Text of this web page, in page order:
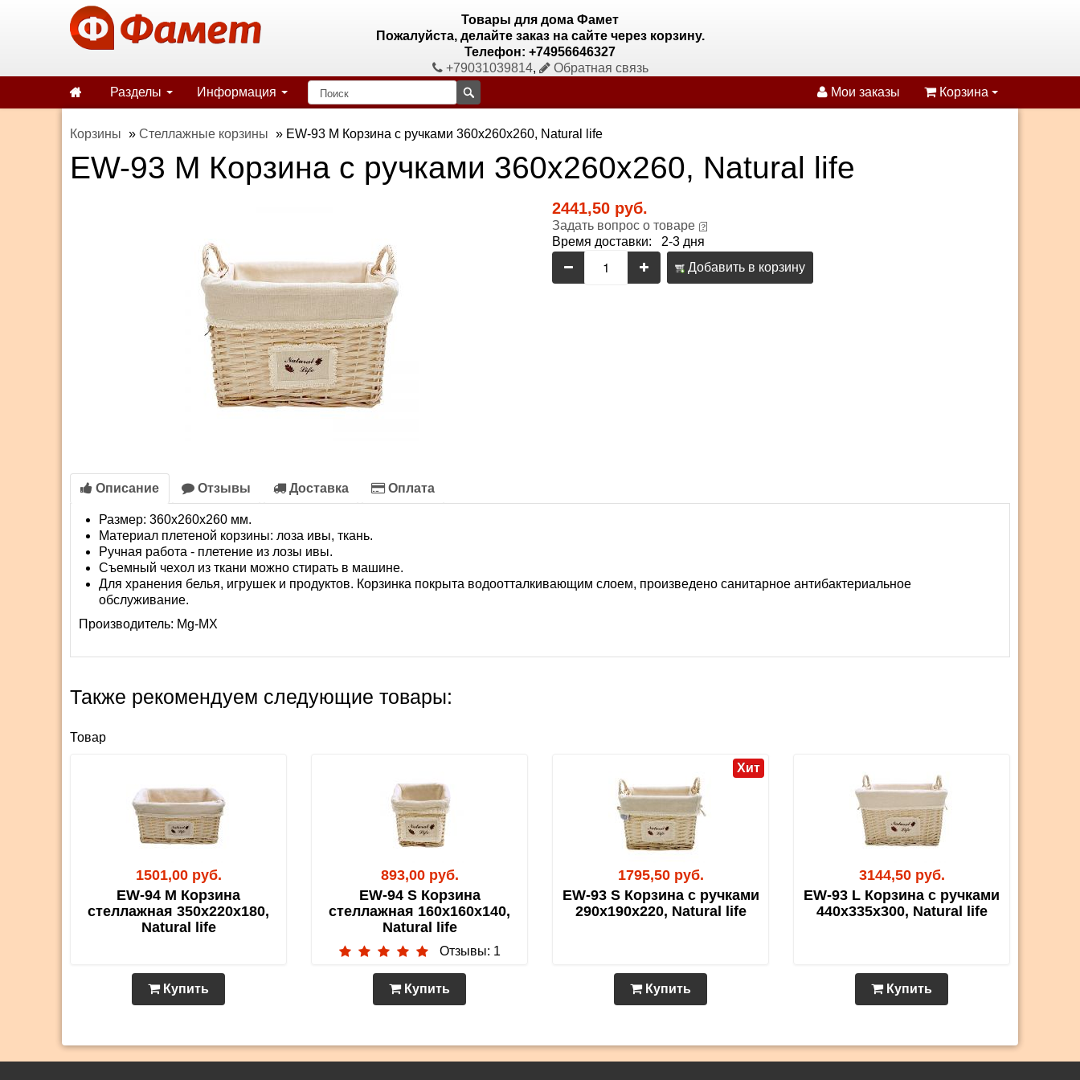
Товары для дома Фамет
Пожалуйста, делайте заказ на сайте через корзину.
Телефон: +74956646327
+79031039814,
Обратная связь
Разделы
Информация Мои заказы Корзина
Корзины » Стеллажные корзины » EW-93 M Корзина с ручками 360х260х260, Natural life
EW-93 M Корзина с ручками 360х260х260, Natural life
2441,50 руб.
Задать вопрос о товаре
Время доставки: 2-3 дня
Добавить в корзину
Описание Отзывы Доставка Оплата
Размер: 360х260х260 мм.
Материал плетеной корзины: лоза ивы, ткань.
Ручная работа - плетение из лозы ивы.
Съемный чехол из ткани можно стирать в машине.
Для хранения белья, игрушек и продуктов. Корзинка покрыта водоотталкивающим слоем, произведено санитарное антибактериальное
обслуживание.
Производитель: Mg-MX
Также рекомендуем следующие товары:
Товар
1501,00 руб.
EW-94 M Корзина
стеллажная 350х220х180,
Natural life
Купить
893,00 руб.
EW-94 S Корзина
стеллажная 160х160х140,
Natural life
Отзывы: 1
Купить
1795,50 руб.
Хит
EW-93 S Корзина с ручками
290х190х220, Natural life
Купить
3144,50 руб.
EW-93 L Корзина с ручками
440х335х300, Natural life
Купить